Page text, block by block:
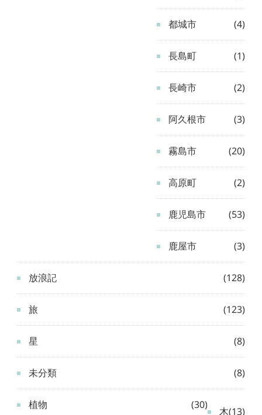
都城市 (4)
長島町 (1)
長崎市 (2)
阿久根市 (3)
霧島市 (20)
高原町 (2)
鹿児島市 (53)
鹿屋市 (3)
放浪記 (128)
旅 (123)
星 (8)
未分類 (8)
植物 (30)
木(13)